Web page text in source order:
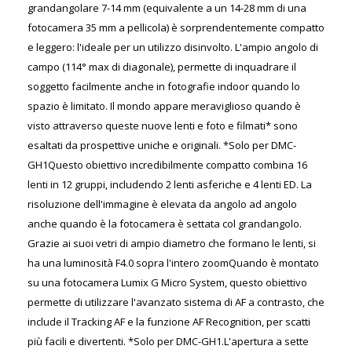
grandangolare 7-14 mm (equivalente a un 14-28 mm di una
fotocamera 35 mm a pellicola) è sorprendentemente compatto
e leggero: l'ideale per un utilizzo disinvolto. L'ampio angolo di
campo (114° max di diagonale), permette di inquadrare il
soggetto facilmente anche in fotografie indoor quando lo
spazio è limitato. Il mondo appare meraviglioso quando è
visto attraverso queste nuove lenti e foto e filmati* sono
esaltati da prospettive uniche e originali. *Solo per DMC-
GH1Questo obiettivo incredibilmente compatto combina 16
lenti in 12 gruppi, includendo 2 lenti asferiche e 4 lenti ED. La
risoluzione dell'immagine è elevata da angolo ad angolo
anche quando è la fotocamera è settata col grandangolo.
Grazie ai suoi vetri di ampio diametro che formano le lenti, si
ha una luminosità F4.0 sopra l'intero zoomQuando è montato
su una fotocamera Lumix G Micro System, questo obiettivo
permette di utilizzare l'avanzato sistema di AF a contrasto, che
include il Tracking AF e la funzione AF Recognition, per scatti
più facili e divertenti. *Solo per DMC-GH1.L'apertura a sette